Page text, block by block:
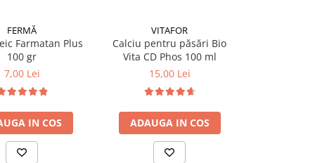
FERMĂ
Farmatan Plus
100 gr
7,00 Lei
IN COS
VITAFOR
Calciu pentru păsări Bio
Vita CD Phos 100 ml
15,00 Lei
ADAUGA IN COS